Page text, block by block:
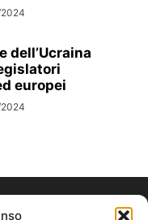
dell’Ucraina
europei